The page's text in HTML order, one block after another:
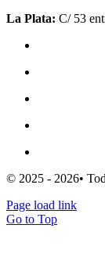
La Plata: C/ 53
© 2025 - 2026•
Page load link
Go to Top